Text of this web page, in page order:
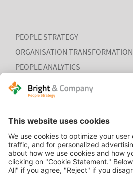
PEOPLE STRATEGY
ORGANISATION TRANSFORMATION
PEOPLE ANALYTICS
HR ORGANISATION EFFECTIVENESS
HOME
CONTACT
COOKIEVERKLARING